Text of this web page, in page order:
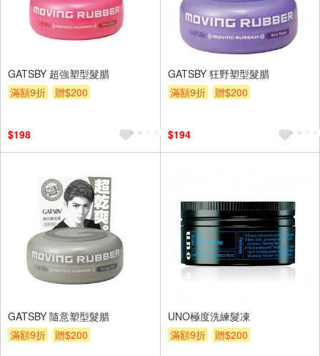
GATSBY 超強塑型髮腊
滿額9折
贈$200
$198
GATSBY 狂野塑型髮腊
滿額9折
贈$200
$194
GATSBY 隨意塑型髮腊
滿額9折
贈$200
UNO極度洗練髮凍
滿額9折
贈$200